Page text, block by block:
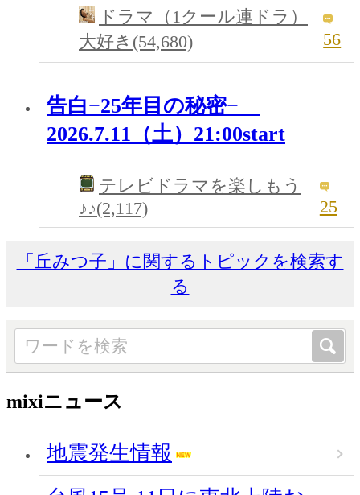
ドラマ（1クール連ドラ）
大好き(54,680)
56
告白−25年目の秘密−
2026.7.11（土）21:00start
テレビドラマを楽しもう
♪♪(2,117)
25
「丘みつ子」に関するトピックを検索す
る
mixiニュース
地震発生情報